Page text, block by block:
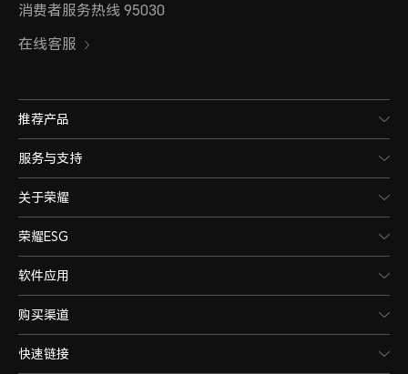
消费者服务热线 95030
在线客服
推荐产品
服务与支持
关于荣耀
荣耀ESG
软件应用
购买渠道
快速链接